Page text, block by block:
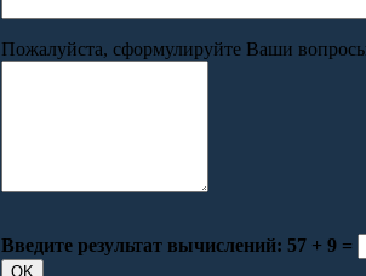
Пожалуйста, сформулируйте Ваши
Введите результат вычислений: 57 + 9 =